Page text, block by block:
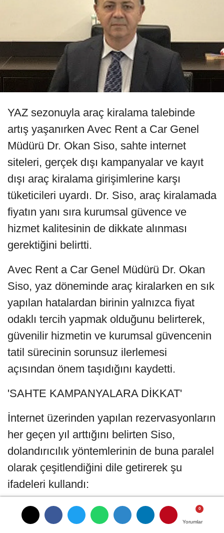
Yorumlar
Yorumlar
Yorumlar
YAZ sezonuyla araç kiralama talebinde
artış yaşanırken Avec Rent a Car Genel
Müdürü Dr. Okan Siso, sahte internet
siteleri, gerçek dışı kampanyalar ve kayıt
dışı araç kiralama girişimlerine karşı
tüketicileri uyardı. Dr. Siso, araç kiralamada
fiyatın yanı sıra kurumsal güvence ve
hizmet kalitesinin de dikkate alınması
gerektiğini belirtti.
Avec Rent a Car Genel Müdürü Dr. Okan
Siso, yaz döneminde araç kiralarken en sık
yapılan hatalardan birinin yalnızca fiyat
odaklı tercih yapmak olduğunu belirterek,
güvenilir hizmetin ve kurumsal güvencenin
tatil sürecinin sorunsuz ilerlemesi
açısından önem taşıdığını kaydetti.
'SAHTE KAMPANYALARA DİKKAT'
İnternet üzerinden yapılan rezervasyonların
her geçen yıl arttığını belirten Siso,
dolandırıcılık yöntemlerinin de buna paralel
olarak çeşitlendiğini dile getirerek şu
ifadeleri kullandı:
"Resmi internet sitelerini taklit eden
sayfalar, doğrulanmamış sosyal medya